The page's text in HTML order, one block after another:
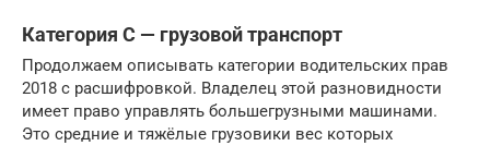
Категория С — грузовой транспорт
Продолжаем описывать категории водительских прав
2018 с расшифровкой. Владелец этой разновидности
имеет право управлять большегрузными машинами.
Это средние и тяжёлые грузовики вес которых